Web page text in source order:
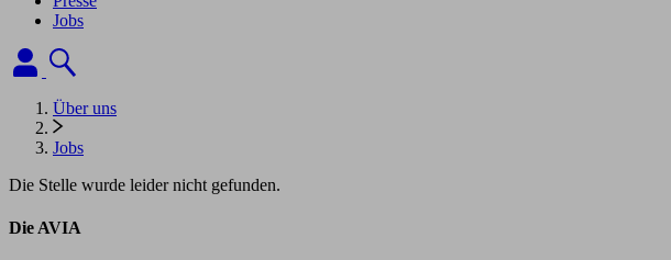
Jobs
Über uns
Jobs
Die Stelle wurde leider nicht gefunden.
Die AVIA